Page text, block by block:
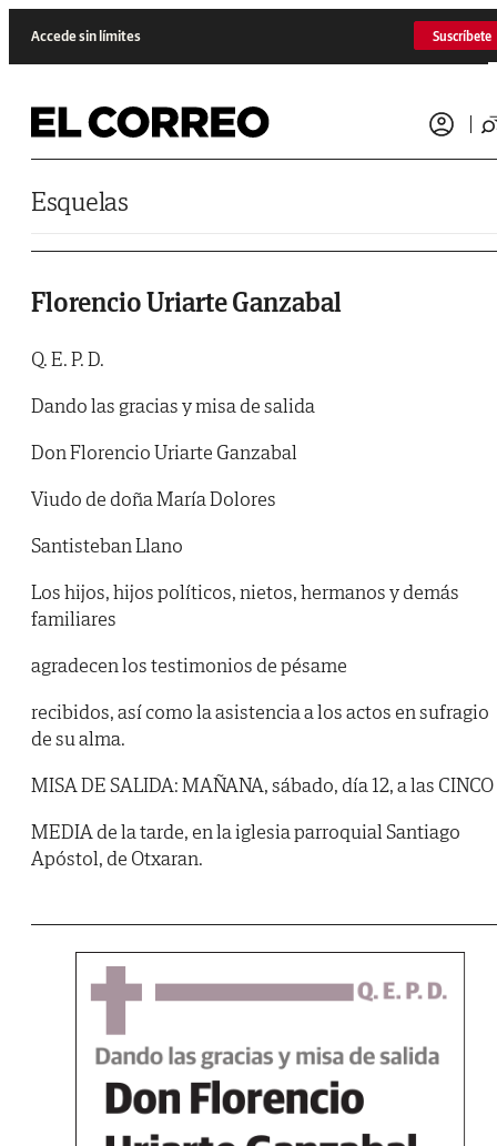
Accede sin límites Suscríbete
Esquelas
Florencio Uriarte Ganzabal
Q. E. P. D.
Dando las gracias y misa de salida
Don Florencio Uriarte Ganzabal
Viudo de doña María Dolores
Santisteban Llano
Los hijos, hijos políticos, nietos, hermanos y demás
familiares
agradecen los testimonios de pésame
recibidos, así como la asistencia a los actos en sufragio
de su alma.
MISA DE SALIDA: MAÑANA, sábado, día 12, a las CINCO
MEDIA de la tarde, en la iglesia parroquial Santiago
Apóstol, de Otxaran.